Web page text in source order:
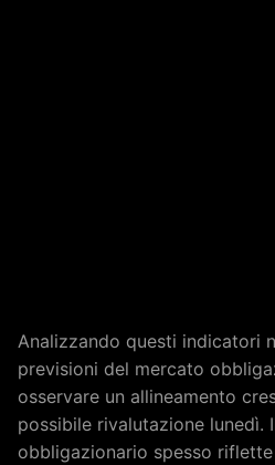
Analizzando questi indicatori
previsioni del mercato
osservare un allineamento
possibile rivalutazione lunedì.
obbligazionario spesso